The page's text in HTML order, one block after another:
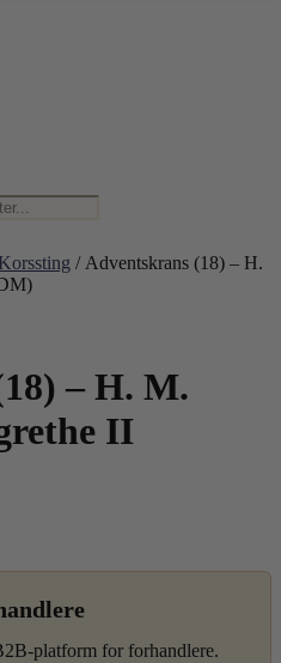
Korssting / Adventskrans (18) – H.
– H. M.
II
platform for forhandlere.